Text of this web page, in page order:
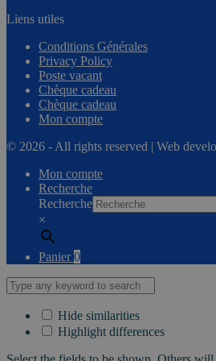
Liens utiles
Conditions Générales
Privacy Policy
Poste vacant
Chèque cadeau
Chèque cadeau
Mon compte
© 2026 - All rights reserved | Web
Mon compte
Recherche
Recherche
×
Panier 0
Hide similarities
Highlight differences